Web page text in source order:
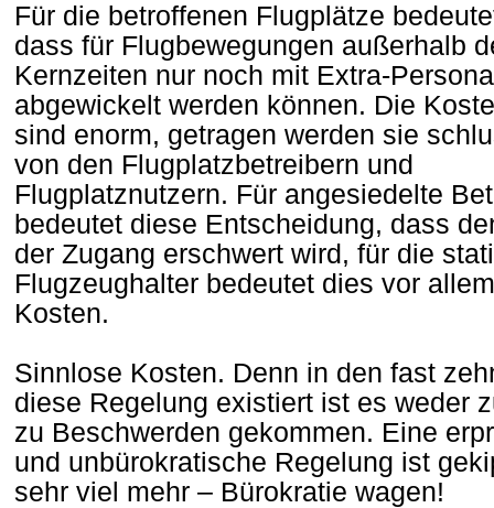
Für die betroffenen Flugplätze
dass für Flugbewegungen außerhalb
Kernzeiten nur noch mit Extra-
abgewickelt werden können. Die
sind enorm, getragen werden sie
von den Flugplatzbetreibern und
Flugplatznutzern. Für angesiedelte
bedeutet diese Entscheidung, dass
der Zugang erschwert wird, für die
Flugzeughalter bedeutet dies vor
Kosten.
Sinnlose Kosten. Denn in den fast
diese Regelung existiert ist es weder
zu Beschwerden gekommen. Eine
und unbürokratische Regelung ist
sehr viel mehr – Bürokratie wagen!